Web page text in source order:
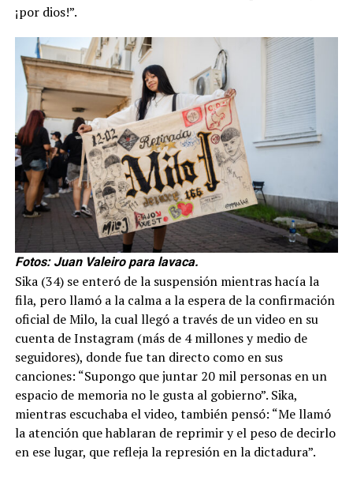
¡por dios!”.
Fotos: Juan Valeiro para lavaca.
Sika (34) se enteró de la suspensión mientras hacía la
fila, pero llamó a la calma a la espera de la confirmación
oficial de Milo, la cual llegó a través de un video en su
cuenta de Instagram (más de 4 millones y medio de
seguidores), donde fue tan directo como en sus
canciones: “Supongo que juntar 20 mil personas en un
espacio de memoria no le gusta al gobierno”. Sika,
mientras escuchaba el video, también pensó: “Me llamó
la atención que hablaran de reprimir y el peso de decirlo
en ese lugar, que refleja la represión en la dictadura”.